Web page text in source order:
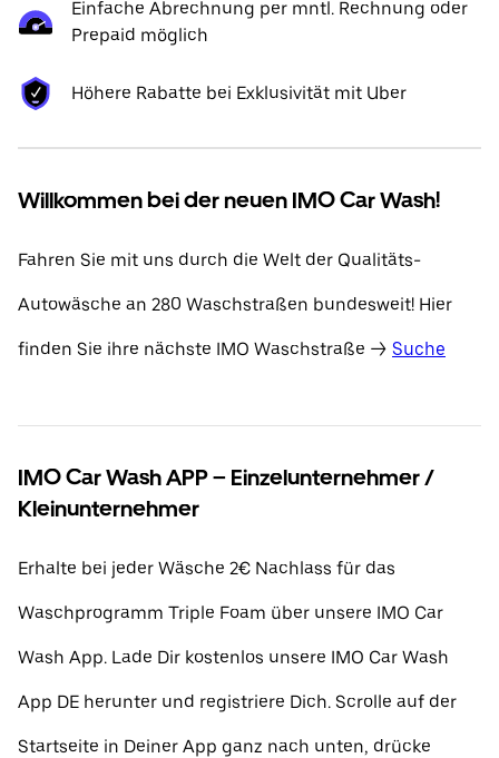
Einfache Abrechnung per mntl. Rechnung oder
Prepaid möglich
Höhere Rabatte bei Exklusivität mit Uber
Willkommen bei der neuen IMO Car Wash!
Fahren Sie mit uns durch die Welt der Qualitäts-
Autowäsche an 280 Waschstraßen bundesweit! Hier
finden Sie ihre nächste IMO Waschstraße -> Suche
IMO Car Wash APP – Einzelunternehmer /
Kleinunternehmer
Erhalte bei jeder Wäsche 2€ Nachlass für das
Waschprogramm Triple Foam über unsere IMO Car
Wash App. Lade Dir kostenlos unsere IMO Car Wash
App DE herunter und registriere Dich. Scrolle auf der
Startseite in Deiner App ganz nach unten, drücke